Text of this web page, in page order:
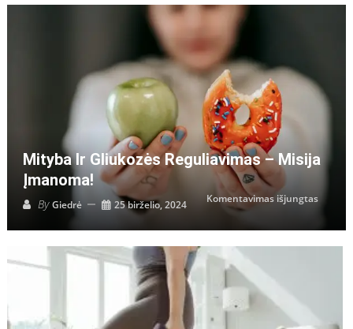
Mityba Ir Gliukozės Reguliavimas – Misija
Įmanoma!
ByGiedrė 25 birželio, 2024 Komentavimas išjungtasįraše
–